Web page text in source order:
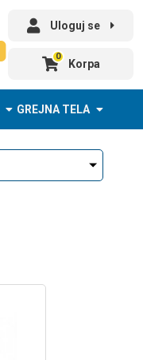
Uloguj se
0
Korpa
GREJNA TELA